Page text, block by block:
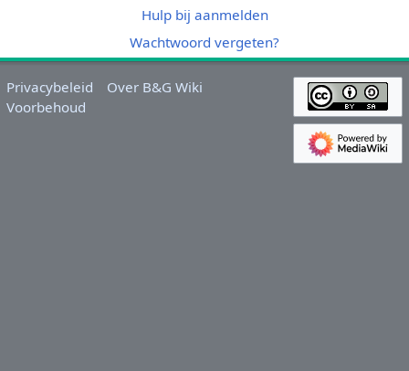
Hulp bij aanmelden
Wachtwoord vergeten?
Privacybeleid
Over B&G Wiki
Voorbehoud